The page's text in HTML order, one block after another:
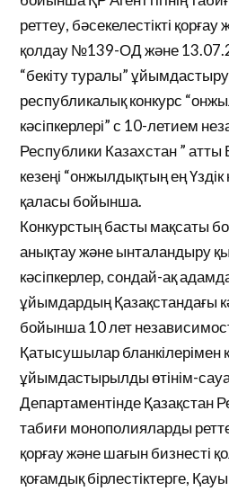
реттеу, бәсекелестікті
қолдау №139-ОД және
“бекіту туралы”
республикалық конкурс
кәсіпкерлері” с 10-летием
Республики Казахстан ” атты
кезеңі “онжылдықтың ең Үздік
қаласы бойынша.
Конкурстың басты мақсаты
анықтау және ынталандыру
кәсіпкерлер, сондай-ақ
ұйымдардың Қазақстандағы
бойынша 10 лет
Қатысушылар бланкілерімен
ұйымдастырылды өтінім-
Департаментінде Қазақстан
табиғи монополияларды
қорғау және шағын бизнесті
қоғамдық бірлестіктерге,